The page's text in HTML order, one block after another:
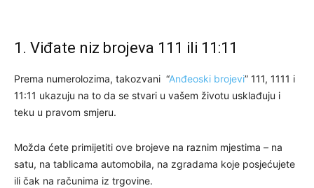
1. Viđate niz brojeva 111 ili 11:11
Prema numerolozima, takozvani “Anđeoski brojevi” 111, 1111 i
11:11 ukazuju na to da se stvari u vašem životu usklađuju i
teku u pravom smjeru.
Možda ćete primijetiti ove brojeve na raznim mjestima – na
satu, na tablicama automobila, na zgradama koje posjećujete
ili čak na računima iz trgovine.